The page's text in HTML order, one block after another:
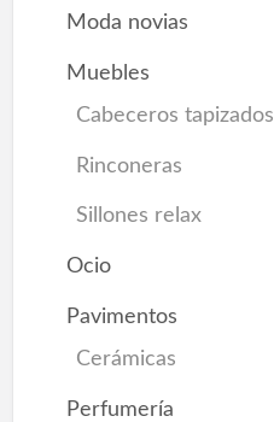
Moda novias
Muebles
Cabeceros tapizados
Rinconeras
Sillones relax
Ocio
Pavimentos
Cerámicas
Perfumería